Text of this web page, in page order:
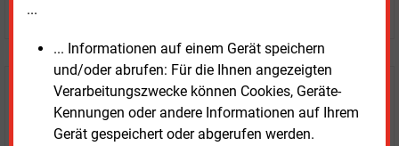
...
... Informationen auf einem Gerät speichern
und/oder abrufen: Für die Ihnen angezeigten
Verarbeitungszwecke können Cookies, Geräte-
Kennungen oder andere Informationen auf Ihrem
Gerät gespeichert oder abgerufen werden.
Testen SieE&M
kostenlos und
unverbindlich